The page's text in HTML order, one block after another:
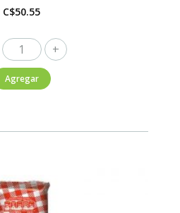
C$50.55
Carozzi
Capellini
400g
Agregar